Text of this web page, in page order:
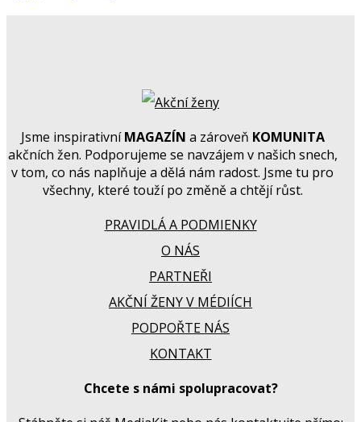
Jsme inspirativníMAGAZÍN a zároveň KOMUNITA
akčních žen. Podporujeme se navzájem v našich snech,
v tom, co nás naplňuje a dělá nám radost. Jsme tu pro
všechny, které touží po změně a chtějí růst.
PRAVIDLÁ A PODMIENKY
O NÁS
PARTNEŘI
AKČNÍ ŽENY V MÉDIÍCH
PODPOŘTE NÁS
KONTAKT
Chcete s námi spolupracovat?